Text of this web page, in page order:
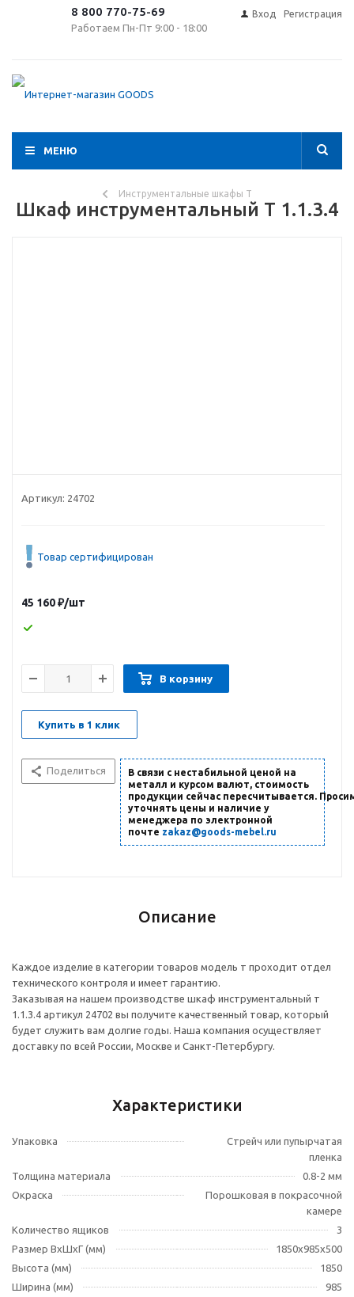
8 800 770-75-69
Работаем Пн-Пт 9:00 - 18:00
Вход Регистрация
МЕНЮ
Инструментальные шкафы Т
Шкаф инструментальный Т 1.1.3.4
Артикул: 24702
Товар сертифицирован
45 160₽/шт
В корзину
Купить в 1 клик
Поделиться
В связи с нестабильной ценой на
металл и курсом валют, стоимость
продукции сейчас пересчитывается.
уточнять цены и наличие у
менеджера по электронной
почте zakaz@goods-mebel.ru
Описание
Каждое изделие в категории товаров модель т проходит отдел
технического контроля и имеет гарантию.
Заказывая на нашем производстве шкаф инструментальный т
1.1.3.4 артикул 24702 вы получите качественный товар, который
будет служить вам долгие годы. Наша компания осуществляет
доставку по всей России, Москве и Санкт-Петербургу.
Характеристики
Упаковка
Стрейч или пупырчатая
пленка
Толщина материала
0.8-2 мм
Окраска
Порошковая в покрасочной
камере
Количество ящиков
3
Размер ВхШхГ (мм)
1850x985x500
Высота (мм)
1850
Ширина (мм)
985